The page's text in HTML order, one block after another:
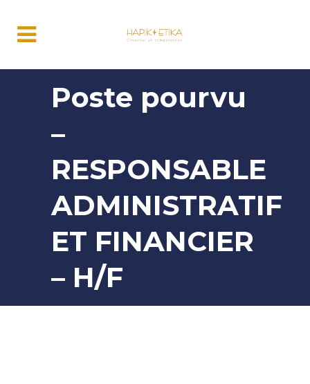
Poste pourvu
–
RESPONSABLE
ADMINISTRATIF
ET FINANCIER
– H/F